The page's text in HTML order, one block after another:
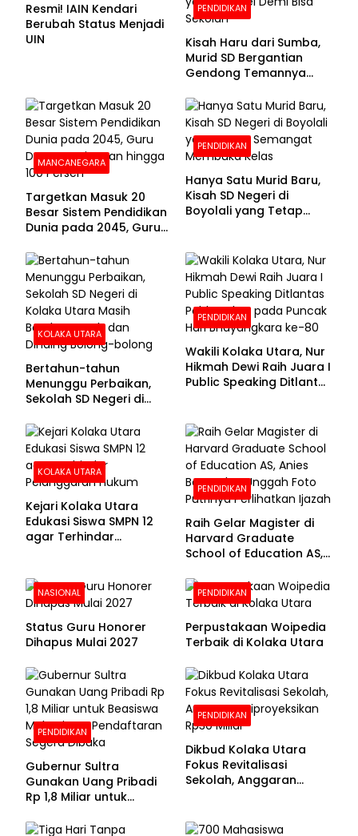
Resmi! IAIN Kendari
Berubah Status Menjadi
UIN
PENDIDIKAN
Kisah Haru dari Sumba,
Murid SD Bergantian
Gendong Temannya
Sekolah
MANCANEGARA
Targetkan Masuk 20
Besar Sistem Pendidikan
Dunia pada 2045, Guru
100 Persen
PENDIDIKAN
Hanya Satu Murid Baru,
Kisah SD Negeri di
Boyolali yang Tetap
KOLAKA UTARA
Bertahun-tahun
Menunggu Perbaikan,
Sekolah SD Negeri di
Beralas Tanah dan
Dinding Bolong-bolong
PENDIDIKAN
Wakili Kolaka Utara, Nur
Hikmah Dewi Raih Juara I
Public Speaking Ditlantas
Bhayangkara ke-80
KOLAKA UTARA
Kejari Kolaka Utara
Edukasi Siswa SMPN 12
agar Terhindar
PENDIDIKAN
Raih Gelar Magister di
Harvard Graduate
School of Education AS,
Foto Putrinya Perlihatkan
Ijazah
NASIONAL
Status Guru Honorer
Dihapus Mulai 2027
PENDIDIKAN
Perpustakaan Woipedia
Terbaik di Kolaka Utara
PENDIDIKAN
Gubernur Sultra
Gunakan Uang Pribadi
Rp 1,8 Miliar untuk
Pendaftaran Segera
PENDIDIKAN
Dikbud Kolaka Utara
Fokus Revitalisasi
Sekolah, Anggaran